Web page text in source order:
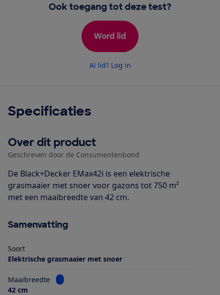
Ook toegang tot deze test?
Word lid
Al lid? Log in
Specificaties
Over dit product
Geschreven door de Consumentenbond
De Black+Decker EMax42i is een elektrische
grasmaaier met snoer voor gazons tot 750 m²
met een maaibreedte van 42 cm.
Samenvatting
Soort
Elektrische grasmaaier met snoer
Maaibreedte
Bekijk informatie voor Maaibreedte
42 cm